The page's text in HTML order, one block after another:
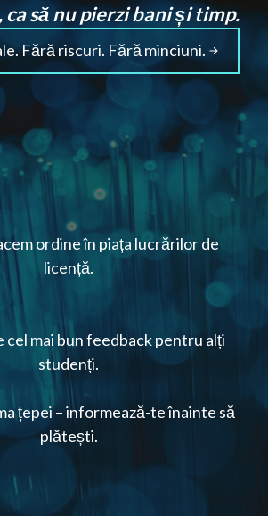
să nu pierzi bani și timp.
Fără riscuri. Fără minciuni.
ordine în piața lucrărilor de
licență.
cel mai bun feedback pentru alți
studenți.
țepei – informează-te înainte să
plătești.